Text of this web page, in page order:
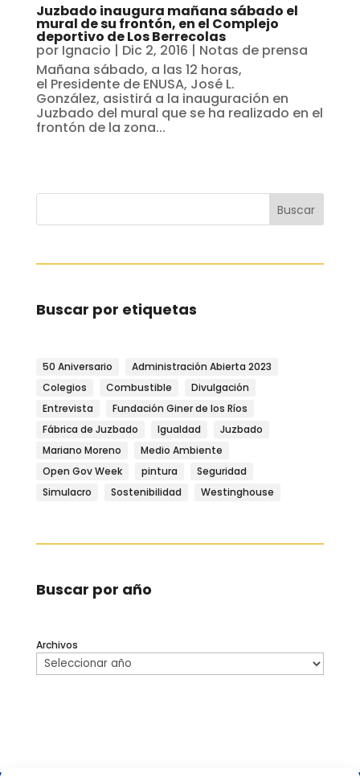
Juzbado inaugura mañana sábado el
mural de su frontón, en el Complejo
deportivo de Los Berrecolas
por Ignacio | Dic 2, 2016 | Notas de prensa
Mañana sábado, a las 12 horas,
el Presidente de ENUSA, José L.
González, asistirá a la inauguración en
Juzbado del mural que se ha realizado en el
frontón de la zona...
Buscar
Buscar por etiquetas
50 Aniversario
Administración Abierta 2023
Colegios
Combustible
Divulgación
Entrevista
Fundación Giner de los Ríos
Fábrica de Juzbado
Igualdad
Juzbado
Mariano Moreno
Medio Ambiente
Open Gov Week
pintura
Seguridad
Simulacro
Sostenibilidad Westinghouse
Buscar por año
Archivos